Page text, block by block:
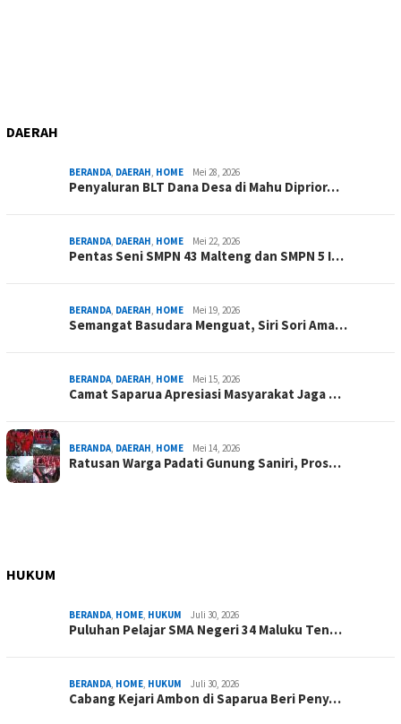
DAERAH
BERANDA, DAERAH, HOME Mei 28, 2026
Penyaluran BLT Dana Desa di Mahu Diprior…
BERANDA, DAERAH, HOME Mei 22, 2026
Pentas Seni SMPN 43 Malteng dan SMPN 5 I…
BERANDA, DAERAH, HOME Mei 19, 2026
Semangat Basudara Menguat, Siri Sori Ama…
BERANDA, DAERAH, HOME Mei 15, 2026
Camat Saparua Apresiasi Masyarakat Jaga …
BERANDA, DAERAH, HOME Mei 14, 2026
Ratusan Warga Padati Gunung Saniri, Pros…
HUKUM
BERANDA, HOME, HUKUM Juli 30, 2026
Puluhan Pelajar SMA Negeri 34 Maluku Ten…
BERANDA, HOME, HUKUM Juli 30, 2026
Cabang Kejari Ambon di Saparua Beri Peny…